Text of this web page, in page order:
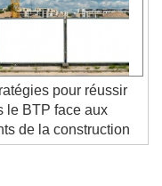
pour réussir
le BTP face aux
de la construction